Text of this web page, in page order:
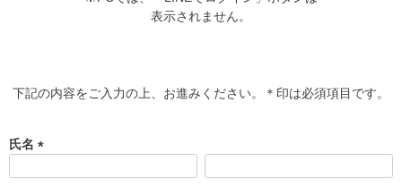
表示されません。
下記の内容をご入力の上、お進みください。＊印は必須項目です。
氏名